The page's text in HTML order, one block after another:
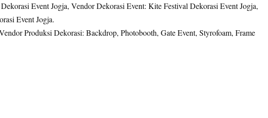
Event Jogja, Vendor Dekorasi Event: Kite Festival Dekorasi Event Jogja,
Event Jogja.
Produksi Dekorasi: Backdrop, Photobooth, Gate Event, Styrofoam, Frame